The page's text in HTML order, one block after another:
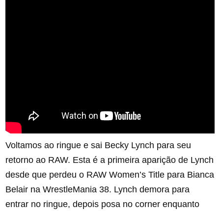
Voltamos ao ringue e sai Becky Lynch para seu
retorno ao RAW. Esta é a primeira aparição de Lynch
desde que perdeu o RAW Women’s Title para Bianca
Belair na WrestleMania 38. Lynch demora para
entrar no ringue, depois posa no corner enquanto